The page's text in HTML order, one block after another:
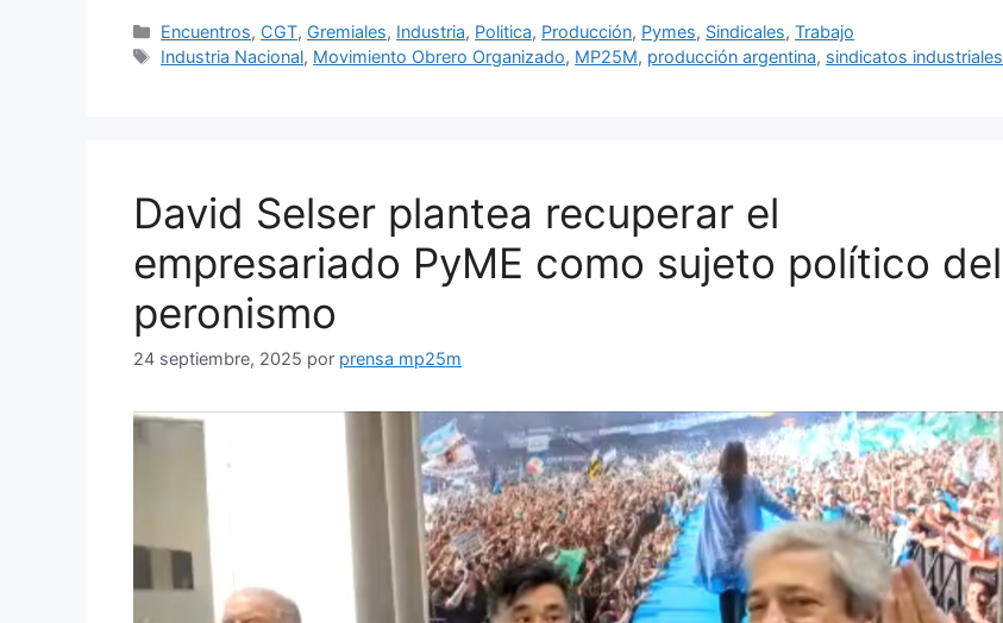
Encuentros, CGT, Gremiales, Industria, Politica, Producción, Pymes, Sindicales,Trabajo
Industria Nacional, Movimiento Obrero Organizado, MP25M, producción argentina, sindicatos industriales
David Selser plantea recuperar el
empresariado PyME como sujeto político del
peronismo
24 septiembre, 2025 por prensa mp25m